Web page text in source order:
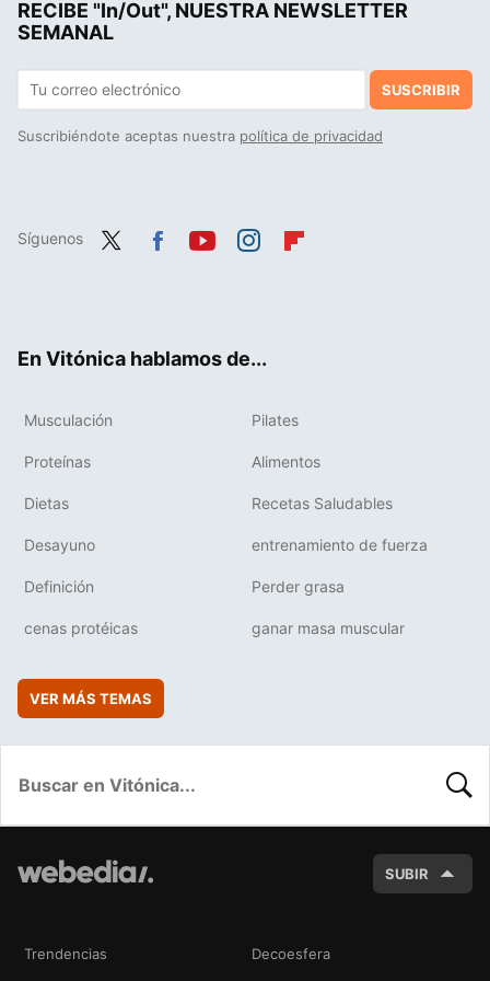
RECIBE "In/Out", NUESTRA NEWSLETTER
SEMANAL
SUSCRIBIR
Suscribiéndote aceptas nuestra política de privacidad
Síguenos
En Vitónica hablamos de...
Musculación Pilates
Proteínas Alimentos
Dietas Recetas Saludables
Desayuno entrenamiento de fuerza
Definición Perder grasa
cenas protéicas ganar masa muscular
VER MÁS TEMAS
SUBIR
Trendencias Decoesfera